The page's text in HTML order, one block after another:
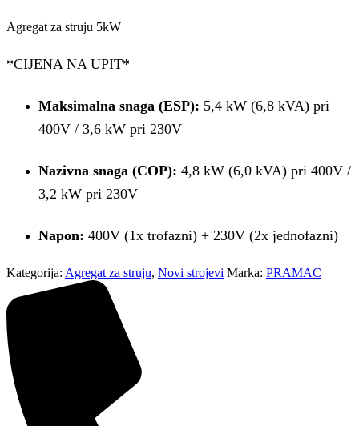
Agregat za struju 5kW
*CIJENA NA UPIT*
Maksimalna snaga (ESP): 5,4 kW (6,8 kVA) pri
400V / 3,6 kW pri 230V
Nazivna snaga (COP): 4,8 kW (6,0 kVA) pri 400V /
3,2 kW pri 230V
Napon: 400V (1x trofazni) + 230V (2x jednofazni)
Kategorija: Agregat za struju, Novi strojevi Marka: PRAMAC